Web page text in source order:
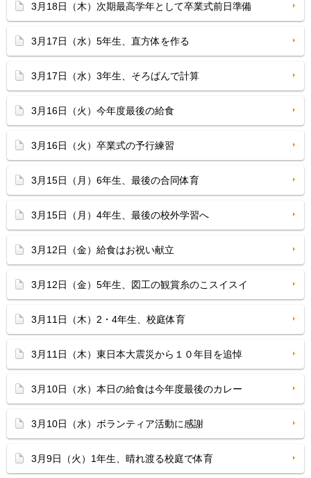
3月18日（木）次期最高学年として卒業式前日準備
3月17日（水）5年生、直方体を作る
3月17日（水）3年生、そろばんで計算
3月16日（火）今年度最後の給食
3月16日（火）卒業式の予行練習
3月15日（月）6年生、最後の合同体育
3月15日（月）4年生、最後の校外学習へ
3月12日（金）給食はお祝い献立
3月12日（金）5年生、図工の観賞糸のこスイスイ
3月11日（木）2・4年生、校庭体育
3月11日（木）東日本大震災から１０年目を追悼
3月10日（水）本日の給食は今年度最後のカレー
3月10日（水）ボランティア活動に感謝
3月9日（火）1年生、晴れ渡る校庭で体育